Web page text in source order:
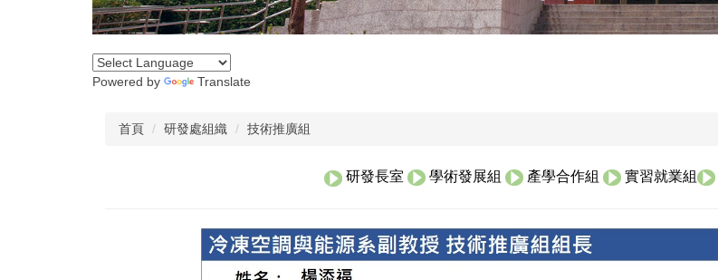
Powered by Translate
首頁 研發處組織 技術推廣組
研發長室 學術發展組 產學合作組 實習就業組